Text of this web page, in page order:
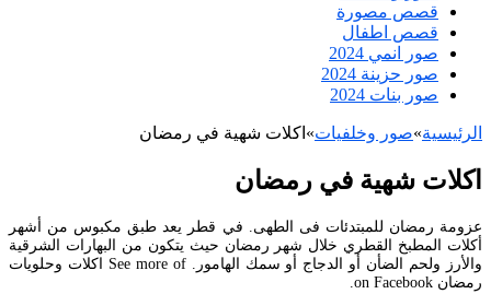
قصص مصورة
قصص اطفال
صور انمي 2024
صور حزينة 2024
صور بنات 2024
الرئيسية»صور وخلفيات» اكلات شهية في رمضان
اكلات شهية في رمضان
عزومة رمضان للمبتدئات فى الطهى. في قطر يعد طبق مكبوس من أشهر
أكلات المطبخ القطري خلال شهر رمضان حيث يتكون من البهارات الشرقية
والأرز ولحم الضأن أو الدجاج أو سمك الهامور. See more of اكلات وحلويات
رمضان on Facebook.